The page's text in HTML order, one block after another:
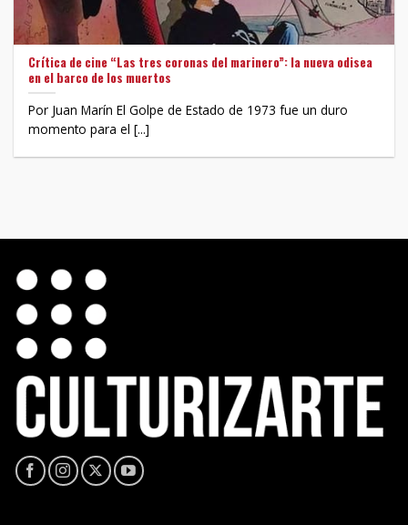
Crítica de cine “Las tres coronas del marinero”: la nueva odisea
en el barco de los muertos
Por Juan Marín El Golpe de Estado de 1973 fue un duro
momento para el [...]